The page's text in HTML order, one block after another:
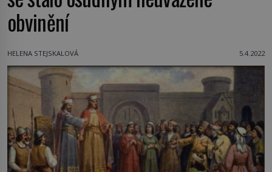
obvinění
HELENA STEJSKALOVÁ 5.4.2022